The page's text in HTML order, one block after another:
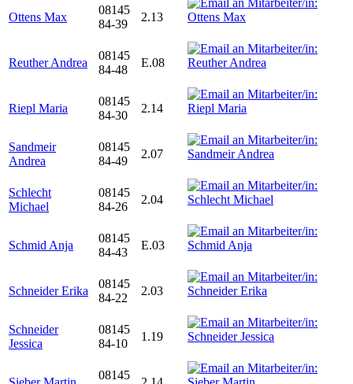
Ottens Max
08145
84-39
2.13
Reuther Andrea
08145
84-48
E.08
Riepl Maria
08145
84-30
2.14
Sandmeir
Andrea
08145
84-49
2.07
Schlecht
Michael
08145
84-26
2.04
Schmid Anja
08145
84-43
E.03
Schneider Erika
08145
84-22
2.03
Schneider
Jessica
08145
84-10
1.19
08145